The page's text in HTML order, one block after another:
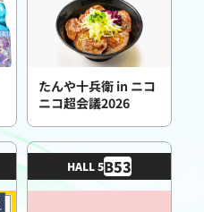
たんや十兵衛 in ニコ
ニコ超会議2026
HALL 5B53